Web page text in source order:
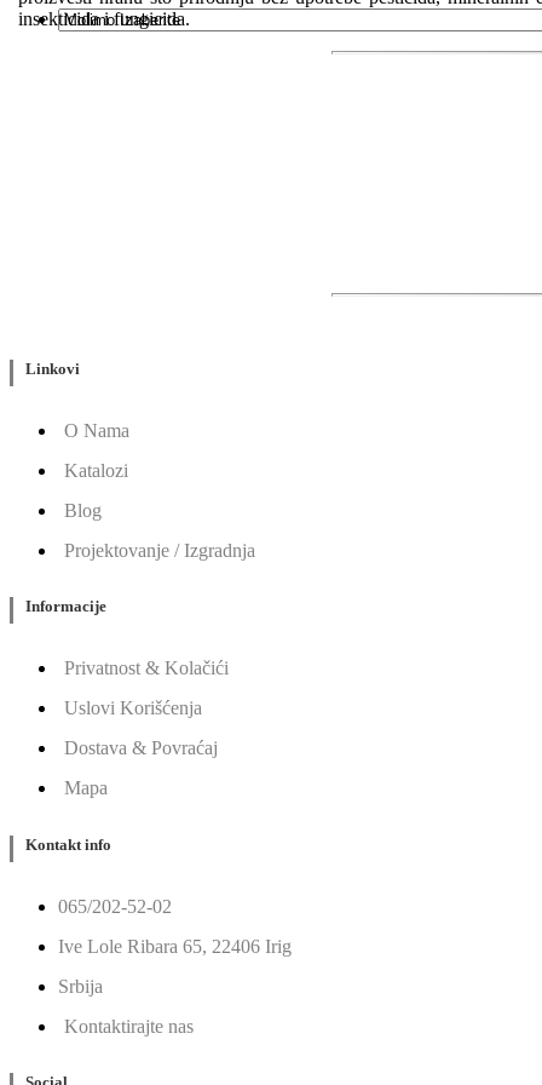
insekticida i fungicida.
Linkovi
O Nama
Katalozi
Blog
Projektovanje / Izgradnja
Informacije
Privatnost & Kolačići
Uslovi Korišćenja
Dostava & Povraćaj
Mapa
Kontakt info
065/202-52-02
Ive Lole Ribara 65, 22406 Irig
Srbija
Kontaktirajte nas